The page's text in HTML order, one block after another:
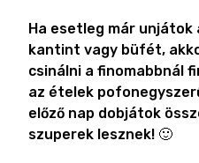
Ha esetleg már unjátok
kantint vagy büfét,
csinálni a finomabbnál
az ételek
előző nap dobjátok
szuperek lesznek! 🙂